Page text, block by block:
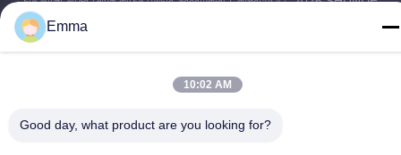
IMEGA COMPANY LIMITED IMEGA CO.,LIMITED সমস্ত অধিকার
Emma
10:02 AM
Good day, what product are you looking for?